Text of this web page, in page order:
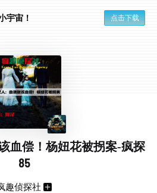
宇宙！ 点击下载
血偿！杨妞花被拐案-疯探
85
趣侦探社